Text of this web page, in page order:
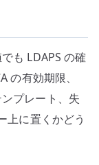
も LDAPS の確
の有効期限、
プレート、失
上に置くかどう